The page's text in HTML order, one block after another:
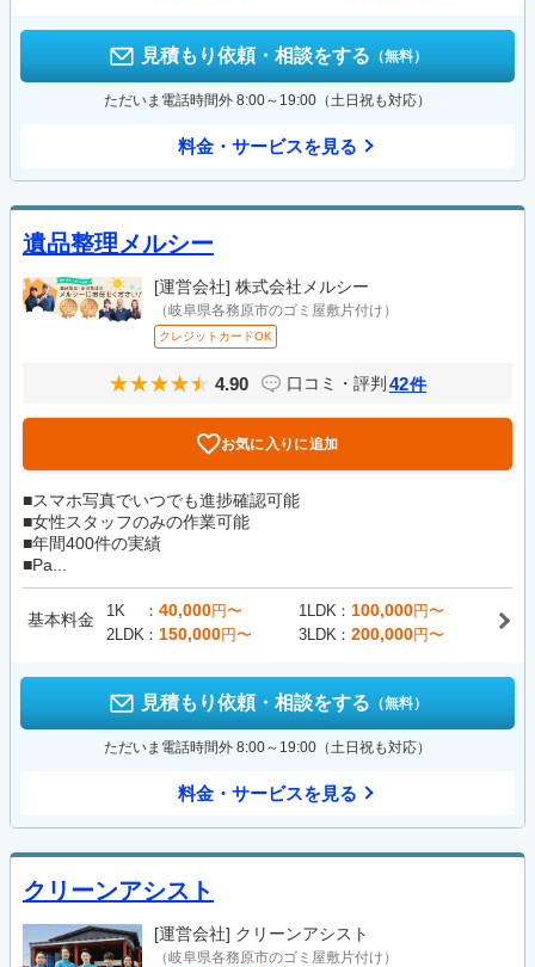
見積もり依頼・相談をする （無料）
ただいま電話時間外 8:00～19:00（土日祝も対応）
料金・サービスを見る
遺品整理メルシー
[運営会社] 株式会社メルシー
（岐阜県各務原市のゴミ屋敷片付け）
クレジットカードOK
4.90 口コミ・評判 42件
お気に入りに追加
■スマホ写真でいつでも進捗確認可能
■女性スタッフのみの作業可能
■年間400件の実績
■Pa...
基本料金 1K 40,000円〜 1LDK 100,000円〜
2LDK
150,000円〜 3LDK 200,000円〜
見積もり依頼・相談をする （無料）
ただいま電話時間外 8:00～19:00（土日祝も対応）
料金・サービスを見る
クリーンアシスト
[運営会社] クリーンアシスト
（岐阜県各務原市のゴミ屋敷片付け）